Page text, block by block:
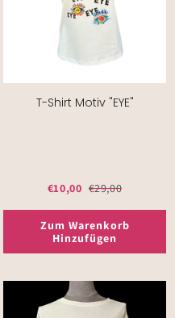
T-Shirt Motiv "EYE"
€10,00 €29,00
Zum Warenkorb
Hinzufügen